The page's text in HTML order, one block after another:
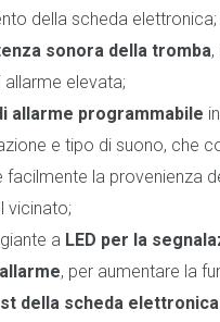
della scheda elettronica;
sonora della tromba
elevata;
allarme programmabile
e tipo di suono, che
la provenienza
vicinato;
a LED per la
, per aumentare la
della scheda elettronica